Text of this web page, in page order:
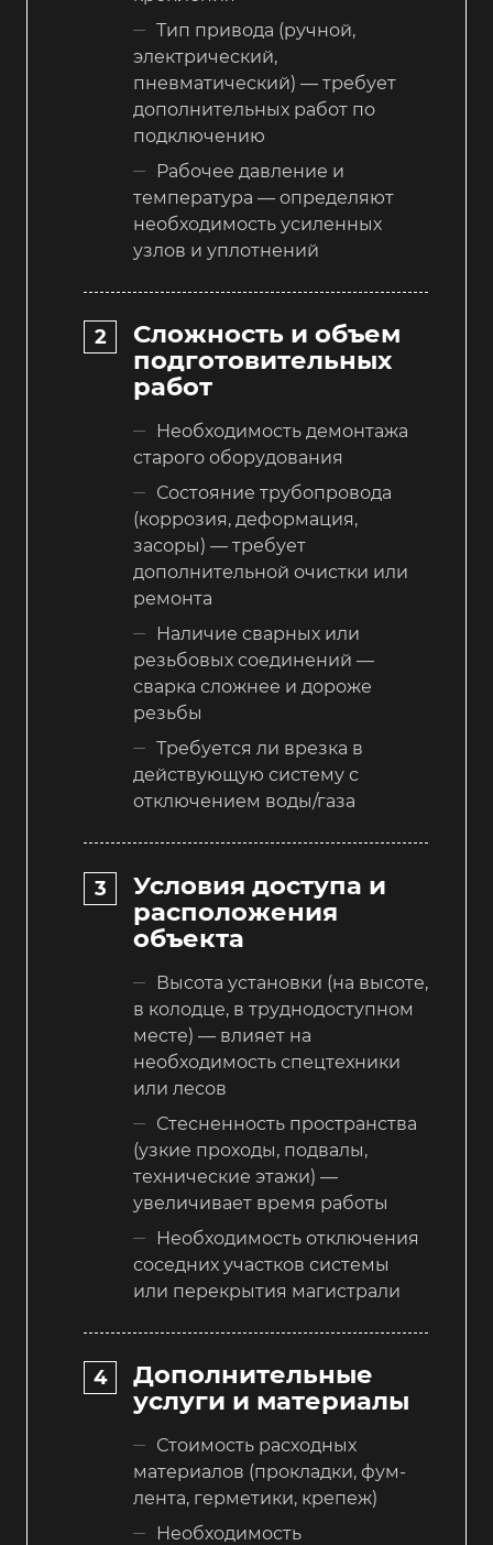
Тип привода (ручной,
электрический,
пневматический) — требует
дополнительных работ по
подключению
Рабочее давление и
температура — определяют
необходимость усиленных
узлов и уплотнений
Сложность и объем
подготовительных
работ
Необходимость демонтажа
старого оборудования
Состояние трубопровода
(коррозия, деформация,
засоры) — требует
дополнительной очистки или
ремонта
Наличие сварных или
резьбовых соединений —
сварка сложнее и дороже
резьбы
Требуется ли врезка в
действующую систему с
отключением воды/газа
Условия доступа и
расположения
объекта
Высота установки (на высоте,
в колодце, в труднодоступном
месте) — влияет на
необходимость спецтехники
или лесов
Стесненность пространства
(узкие проходы, подвалы,
технические этажи) —
увеличивает время работы
Необходимость отключения
соседних участков системы
или перекрытия магистрали
Дополнительные
услуги и материалы
Стоимость расходных
материалов (прокладки, фум-
лента, герметики, крепеж)
Необходимость